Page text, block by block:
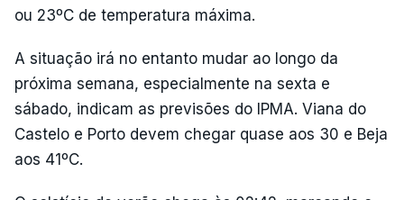
ou 23ºC de temperatura máxima.
A situação irá no entanto mudar ao longo da
próxima semana, especialmente na sexta e
sábado, indicam as previsões do IPMA. Viana do
Castelo e Porto devem chegar quase aos 30 e Beja
aos 41ºC.